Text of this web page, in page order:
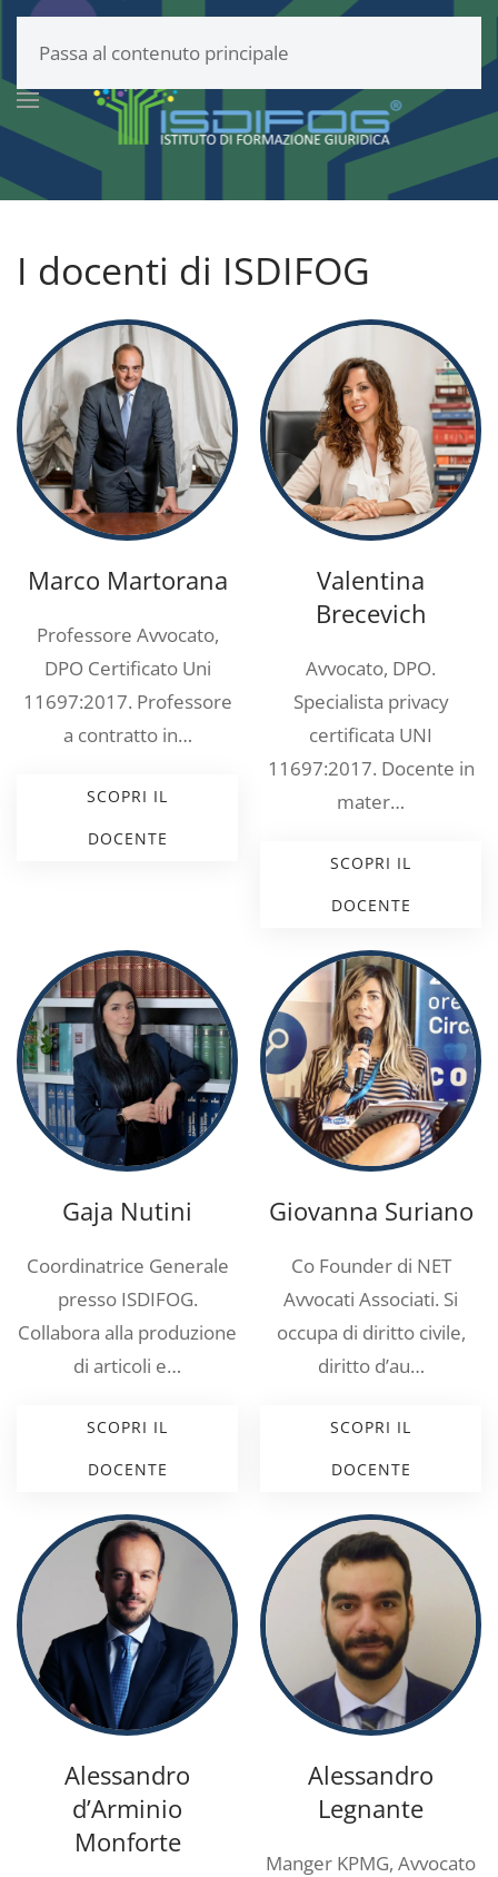
Passa al contenuto principale
I docenti di ISDIFOG
Marco Martorana
Professore Avvocato,
DPO Certificato Uni
11697:2017. Professore
a contratto in…
SCOPRI IL
DOCENTE
Valentina
Brecevich
Avvocato, DPO.
Specialista privacy
certificata UNI
11697:2017. Docente in
mater…
SCOPRI IL
DOCENTE
Gaja Nutini
Coordinatrice Generale
presso ISDIFOG.
Collabora alla produzione
di articoli e…
SCOPRI IL
DOCENTE
Giovanna Suriano
Co Founder di NET
Avvocati Associati. Si
occupa di diritto civile,
diritto d’au…
SCOPRI IL
DOCENTE
Alessandro
d’Arminio
Monforte
Alessandro
Legnante
Manger KPMG, Avvocato